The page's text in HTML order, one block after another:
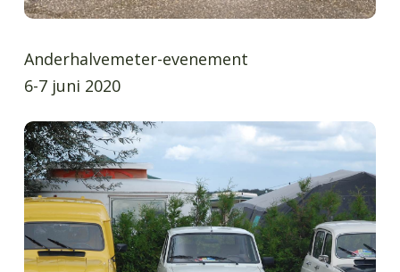
Anderhalvemeter-evenement
6-7 juni 2020